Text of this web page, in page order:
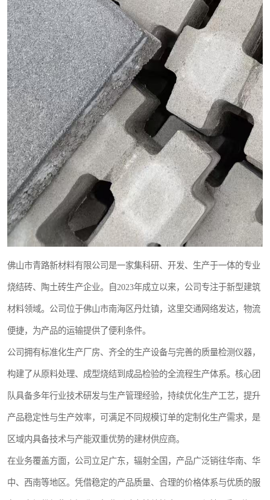
佛山市青路新材料有限公司是一家集科研、开发、生产于一体的专业
烧结砖、陶土砖生产企业。自2023年成立以来，公司专注于新型建筑
材料领域。公司位于佛山市南海区丹灶镇，这里交通网络发达，物流
便捷，为产品的运输提供了便利条件。
公司拥有标准化生产厂房、齐全的生产设备与完善的质量检测仪器，
构建了从原料处理、成型烧结到成品检验的全流程生产体系。核心团
队具备多年行业技术研发与生产管理经验，持续优化生产工艺，提升
产品稳定性与生产效率，可满足不同规模订单的定制化生产需求，是
区域内具备技术与产能双重优势的建材供应商。
在业务覆盖方面，公司立足广东，辐射全国，产品广泛销往华南、华
中、西南等地区。凭借稳定的产品质量、合理的价格体系与优质的服